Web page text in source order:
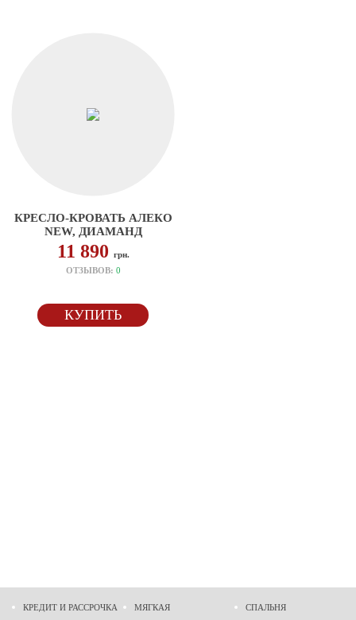
КРЕСЛО-КРОВАТЬ АЛЕКО
NEW, ДИАМАНД
11 890 грн.
ОТЗЫВОВ: 0
КУПИТЬ
КРЕДИТ И РАССРОЧКА МЯГКАЯ СПАЛЬНЯ